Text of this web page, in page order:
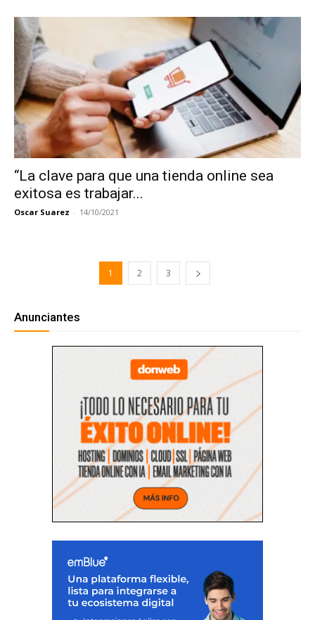
“La clave para que una tienda online sea
exitosa es trabajar...
Oscar Suarez - 14/10/2021
1 2 3
Anunciantes